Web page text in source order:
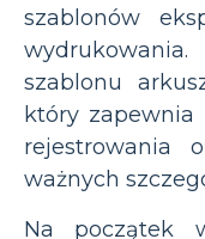
szablonów
szablonu
który
rejestrowania
ważnych
Na początek